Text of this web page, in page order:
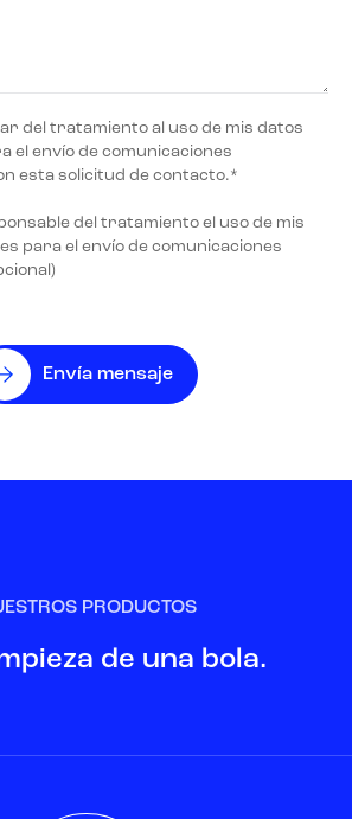
del tratamiento al uso de mis datos
el envío de comunicaciones
esta solicitud de contacto.*
del tratamiento el uso de mis
para el envío de comunicaciones
Envía mensaje
PRODUCTOS
de una bola.